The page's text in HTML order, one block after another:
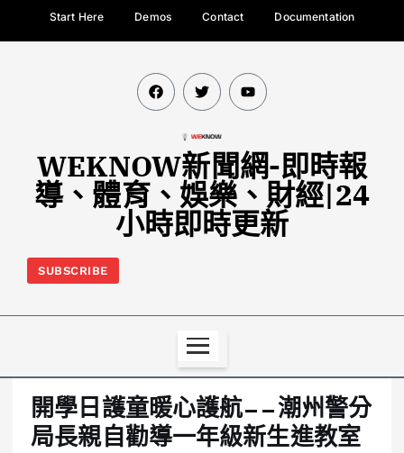
Start Here Demos Contact Documentation
WEKNOW新聞網-即時報
導、體育、娛樂、財經|24
小時即時更新
SUBSCRIBE
開學日護童暖心護航——潮州警分
局長親自勸導一年級新生進教室